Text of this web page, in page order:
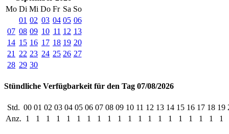
Mo Di Mi Do Fr Sa So
01 02 03 04 05 06
07 08 09 10 11 12 13
14 15 16 17 18 19 20
21
22 23 24 25 26 27
28 29 30
Stündliche Verfügbarkeit für den Tag 07/08/2026
Std. 00 01 02 03 04 05 06 07 08 09 10 11 12 13 14 15 16 17 18 19
Anz. 1 1 1 1 1 1 1 1 1 1 1 1 1 1 1 1 1 1 1 1